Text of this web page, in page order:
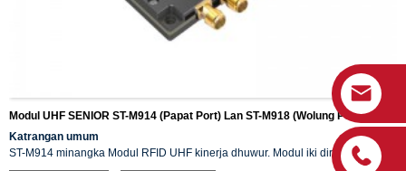
Modul UHF SENIOR ST-M914 (Papat Port) Lan ST-M918 (Wolung Port)
Katrangan umum
ST-M914 minangka Modul RFID UHF kinerja dhuwur. Modul iki dirancang